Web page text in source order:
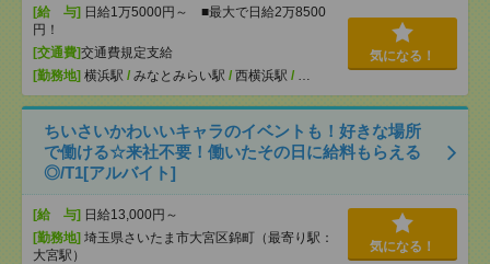
[給 与] 日給1万5000円～ ■最大で日給2万8500
円！
[交通費]交通費規定支給
[勤務地] 横浜駅 / みなとみらい駅 / 西横浜駅 / …
気になる！
ちいさいかわいいキャラのイベントも！好きな場所
で働ける☆来社不要！働いたその日に給料もらえる
◎/T1[アルバイト]
[給 与] 日給13,000円～
[勤務地] 埼玉県さいたま市大宮区錦町（最寄り駅：
大宮駅）
気になる！